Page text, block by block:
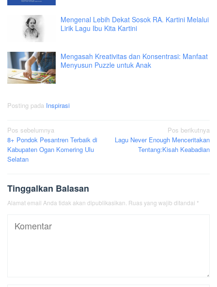
Mengenal Lebih Dekat Sosok RA. Kartini Melalui
Lirik Lagu Ibu Kita Kartini
Mengasah Kreativitas dan Konsentrasi: Manfaat
Menyusun Puzzle untuk Anak
Posting pada Inspirasi
Navigasi
pos
Pos sebelumnya
8+ Pondok Pesantren Terbaik di
Kabupaten Ogan Komering Ulu
Selatan
Pos berikutnya
Lagu Never Enough Menceritakan
Tentang:Kisah Keabadian
Tinggalkan Balasan
Alamat email Anda tidak akan dipublikasikan. Ruas yang wajib ditandai *